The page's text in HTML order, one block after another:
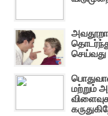
செய்வது
மற்றும்